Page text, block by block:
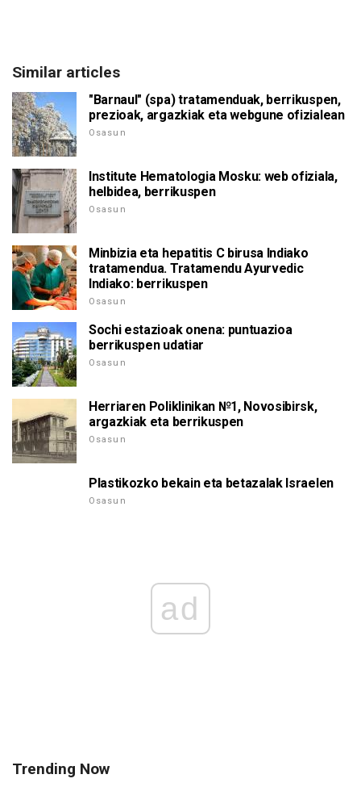
Similar articles
"Barnaul" (spa) tratamenduak, berrikuspen,
prezioak, argazkiak eta webgune ofizialean
Osasun
Institute Hematologia Mosku: web ofiziala,
helbidea, berrikuspen
Osasun
Minbizia eta hepatitis C birusa Indiako
tratamendua. Tratamendu Ayurvedic
Indiako: berrikuspen
Osasun
Sochi estazioak onena: puntuazioa
berrikuspen udatiar
Osasun
Herriaren Poliklinikan №1, Novosibirsk,
argazkiak eta berrikuspen
Osasun
Plastikozko bekain eta betazalak Israelen
Osasun
ad
Trending Now